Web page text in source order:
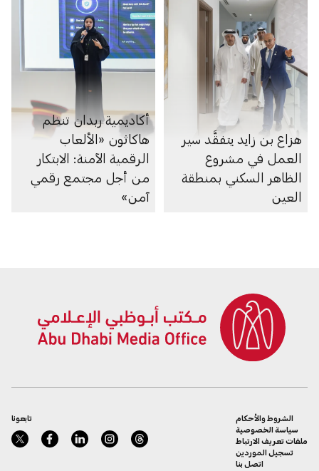
هزاع بن زايد يتفقَّد سير
العمل في مشروع
الظاهر السكني بمنطقة
العين
أكاديمية ربدان تنظم
هاكاثون «الألعاب
الرقمية الآمنة: الابتكار
من أجل مجتمع رقمي
آمن»
تابعونا
الشروط والأحكام
سياسة الخصوصية
ملفات تعريف الارتباط
تسجيل الموردين
اتصل بنا